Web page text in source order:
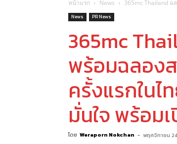
หน้าแรก News 365mc Thailand ฉ
News PR News
365mc
พร้อมฉลอง
ครั้งแรกในไ
มั่นใจ พร้อม
โดย Weraporn Nokchan - พฤศจิกายน